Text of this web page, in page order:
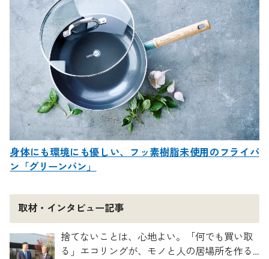
身体にも環境にも優しい、フッ素樹脂未使用のフライパ
ン「グリーンパン」
取材・インタビュー記事
捨てないことは、心地よい。「何でも買い取
る」エコリングが、モノと人の居場所を作る